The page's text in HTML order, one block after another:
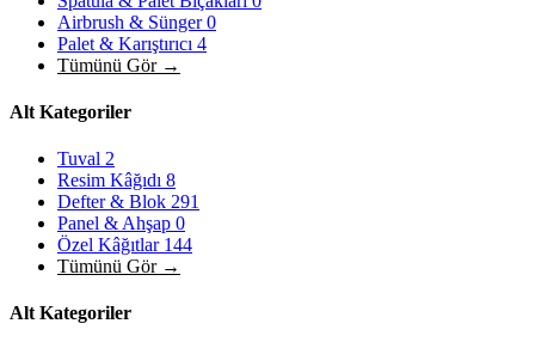
Airbrush & Sünger0
Palet & Karıştırıcı 4
Tümünü Gör →
Alt Kategoriler
Tuval 2
Resim Kâğıdı 8
Defter & Blok 291
Panel & Ahşap 0
Özel Kâğıtlar 144
Tümünü Gör →
Alt Kategoriler